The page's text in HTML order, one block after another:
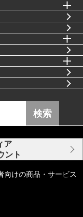
検索
ア
ント
向けの商品・サービス